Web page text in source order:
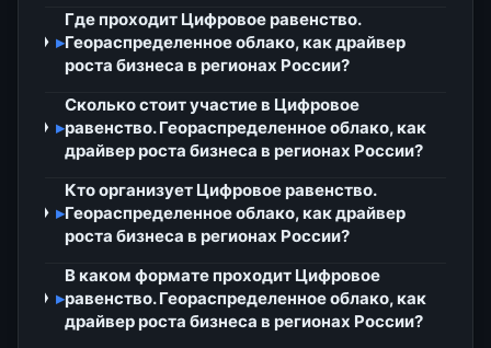
▸
Где проходит Цифровое равенство.
Геораспределенное облако, как драйвер
роста бизнеса в регионах России?
▸
Сколько стоит участие в Цифровое
равенство. Геораспределенное облако, как
драйвер роста бизнеса в регионах России?
▸
Кто организует Цифровое равенство.
Геораспределенное облако, как драйвер
роста бизнеса в регионах России?
▸
В каком формате проходит Цифровое
равенство. Геораспределенное облако, как
драйвер роста бизнеса в регионах России?